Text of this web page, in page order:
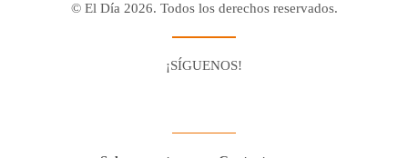
© El Día 2026. Todos los derechos reservados.
¡SÍGUENOS!